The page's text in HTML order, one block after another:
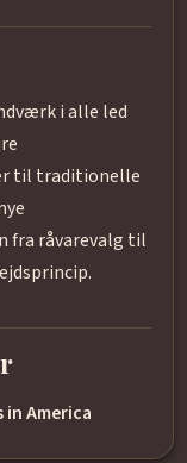
i alle led
til traditionelle
fra råvarevalg til
America